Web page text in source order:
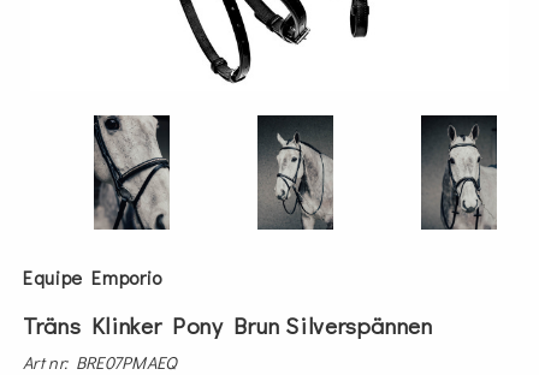
Equipe Emporio
Träns Klinker Pony Brun Silverspännen
Art nr: BRE07PMAEQ